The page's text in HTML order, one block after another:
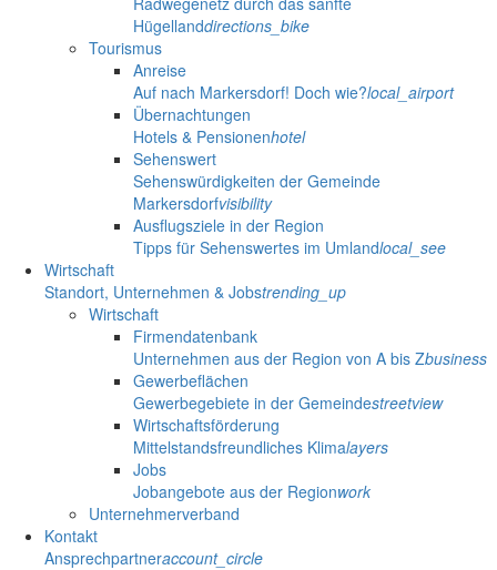
Hügellanddirections_bike
Tourismus
Anreise
Auf nach Markersdorf! Doch wie?local_airport
Übernachtungen
Hotels & Pensionenhotel
Sehenswert
Sehenswürdigkeiten der Gemeinde
Markersdorfvisibility
Ausflugsziele in der Region
Tipps für Sehenswertes im Umlandlocal_see
Wirtschaft
Standort, Unternehmen & Jobstrending_up
Wirtschaft
Firmendatenbank
Unternehmen aus der Region von A bis Zbusiness
Gewerbeflächen
Gewerbegebiete in der Gemeindestreetview
Wirtschaftsförderung
Mittelstandsfreundliches Klimalayers
Jobs
Jobangebote aus der Regionwork
Unternehmerverband
Kontakt
Ansprechpartneraccount_circle